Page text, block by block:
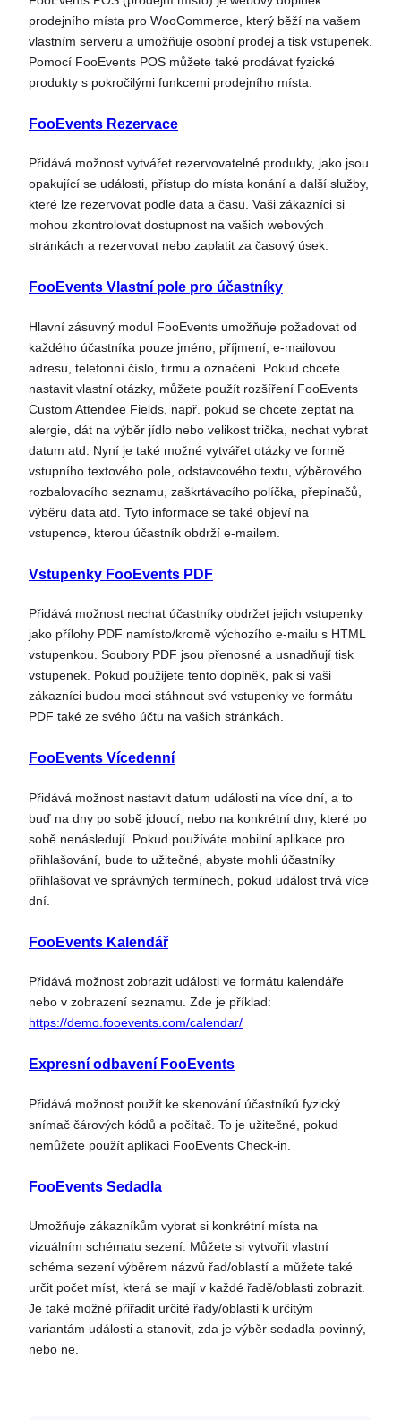
prodejního místa pro WooCommerce, který běží na vašem
vlastním serveru a umožňuje osobní prodej a tisk vstupenek.
Pomocí FooEvents POS můžete také prodávat fyzické
produkty s pokročilými funkcemi prodejního místa.
FooEvents Rezervace
Přidává možnost vytvářet rezervovatelné produkty, jako jsou
opakující se události, přístup do místa konání a další služby,
které lze rezervovat podle data a času. Vaši zákazníci si
mohou zkontrolovat dostupnost na vašich webových
stránkách a rezervovat nebo zaplatit za časový úsek.
FooEvents Vlastní pole pro účastníky
Hlavní zásuvný modul FooEvents umožňuje požadovat od
každého účastníka pouze jméno, příjmení, e-mailovou
adresu, telefonní číslo, firmu a označení. Pokud chcete
nastavit vlastní otázky, můžete použít rozšíření FooEvents
Custom Attendee Fields, např. pokud se chcete zeptat na
alergie, dát na výběr jídlo nebo velikost trička, nechat vybrat
datum atd. Nyní je také možné vytvářet otázky ve formě
vstupního textového pole, odstavcového textu, výběrového
rozbalovacího seznamu, zaškrtávacího políčka, přepínačů,
výběru data atd. Tyto informace se také objeví na
vstupence, kterou účastník obdrží e-mailem.
Vstupenky FooEvents PDF
Přidává možnost nechat účastníky obdržet jejich vstupenky
jako přílohy PDF namísto/kromě výchozího e-mailu s HTML
vstupenkou. Soubory PDF jsou přenosné a usnadňují tisk
vstupenek. Pokud použijete tento doplněk, pak si vaši
zákazníci budou moci stáhnout své vstupenky ve formátu
PDF také ze svého účtu na vašich stránkách.
FooEvents Vícedenní
Přidává možnost nastavit datum události na více dní, a to
buď na dny po sobě jdoucí, nebo na konkrétní dny, které po
sobě nenásledují. Pokud používáte mobilní aplikace pro
přihlašování, bude to užitečné, abyste mohli účastníky
přihlašovat ve správných termínech, pokud událost trvá více
dní.
FooEvents Kalendář
Přidává možnost zobrazit události ve formátu kalendáře
nebo v zobrazení seznamu. Zde je příklad:
https://demo.fooevents.com/calendar/
Expresní odbavení FooEvents
Přidává možnost použít ke skenování účastníků fyzický
snímač čárových kódů a počítač. To je užitečné, pokud
nemůžete použít aplikaci FooEvents Check-in.
FooEvents Sedadla
Umožňuje zákazníkům vybrat si konkrétní místa na
vizuálním schématu sezení. Můžete si vytvořit vlastní
schéma sezení výběrem názvů řad/oblastí a můžete také
určit počet míst, která se mají v každé řadě/oblasti zobrazit.
Je také možné přiřadit určité řady/oblasti k určitým
variantám události a stanovit, zda je výběr sedadla povinný,
nebo ne.